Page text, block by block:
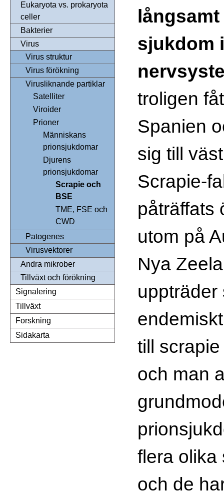
Eukaryota vs. prokaryota
celler
Bakterier
Virus
Virus struktur
Virus förökning
Virusliknande partiklar
Satelliter
Viroider
Prioner
Människans
prionsjukdomar
Djurens
prionsjukdomar
Scrapie och
BSE
TME, FSE och
CWD
Patogenes
Virusvektorer
Andra mikrober
Tillväxt och förökning
Signalering
Tillväxt
Forskning
Sidakarta
sjukdom
troligen
Spanien
sig till
Scrapie-
påträffats
utom på
Nya
uppträder
till
och man
flera olika
och de